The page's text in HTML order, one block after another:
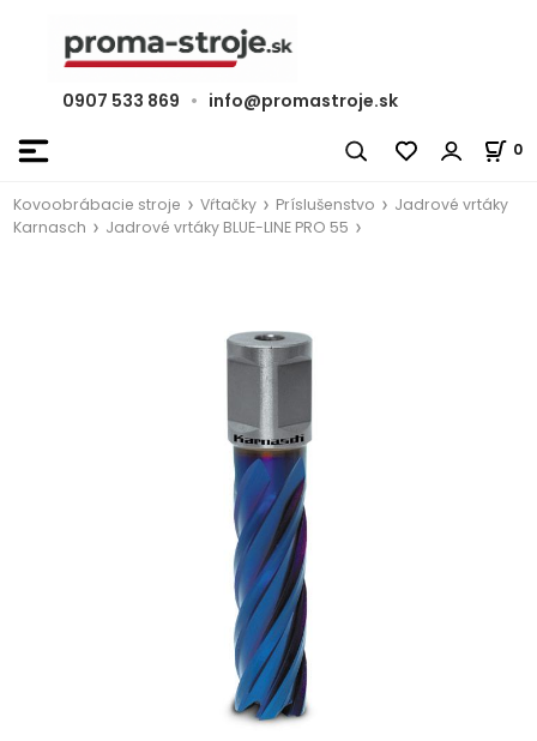
0907 533 869 • info@promastroje.sk
0
Kovoobrábacie stroje Vŕtačky Príslušenstvo
Jadrové vrtáky
Karnasch
Jadrové vrtáky BLUE-LINE PRO 55